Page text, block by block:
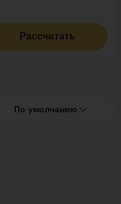
По умолчанию
Рассчитать